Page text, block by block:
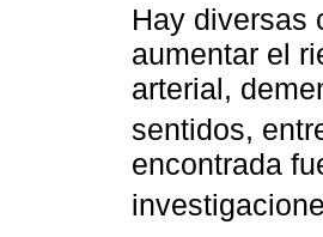
Hay diversas
aumentar el
arterial,
sentidos,
encontrada